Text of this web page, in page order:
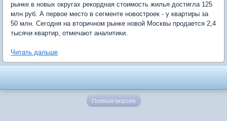
рынке в новых округах рекордная стоимость жилья достигла 125
млн руб. А первое место в сегменте новостроек - у квартиры за
50 млн. Сегодня на вторичном рынке новой Москвы продается 2,4
тысячи квартир, отмечают аналитики.
Читать дальше
Полная версия